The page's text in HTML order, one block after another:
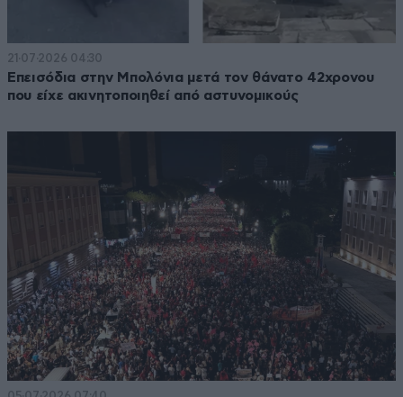
21·07·2026 04:30
Επεισόδια στην Μπολόνια μετά τον θάνατο 42χρονου
που είχε ακινητοποιηθεί από αστυνομικούς